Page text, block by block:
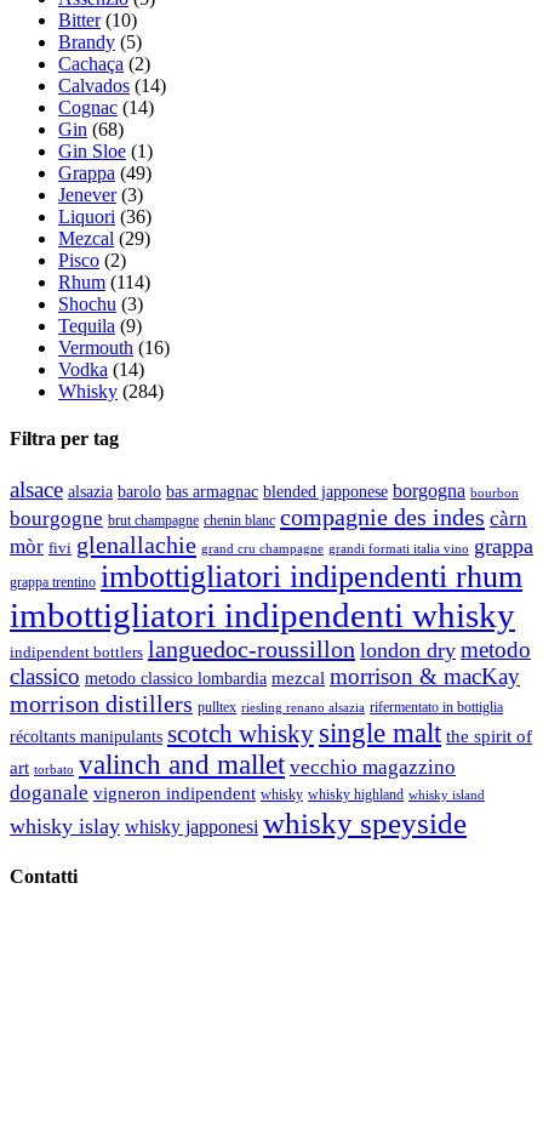
Bitter (10)
Brandy (5)
Cachaça (2)
Calvados (14)
Cognac (14)
Gin (68)
Gin Sloe (1)
Grappa (49)
Jenever (3)
Liquori (36)
Mezcal (29)
Pisco (2)
Rhum (114)
Shochu (3)
Tequila (9)
Vermouth (16)
Vodka (14)
Whisky (284)
Filtra per tag
alsace alsazia barolo bas armagnac blended japponese borgogna bourbon
bourgogne brut champagne chenin blanc compagnie des indes càrn
mòr fivi glenallachie grand cru champagne grandi formati italia vino grappa
grappa trentino imbottigliatori indipendenti rhum
imbottigliatori indipendenti whisky
indipendent bottlers languedoc-roussillon london dry metodo
classico metodo classico lombardia mezcal morrison & macKay
morrison distillers pulltex riesling renano alsazia rifermentato in bottiglia
récoltants manipulants scotch whisky single malt the spirit of
art torbato valinch and mallet vecchio magazzino
doganale vigneron indipendent whisky whisky highland whisky island
whisky islay whisky japponesi whisky speyside
Contatti